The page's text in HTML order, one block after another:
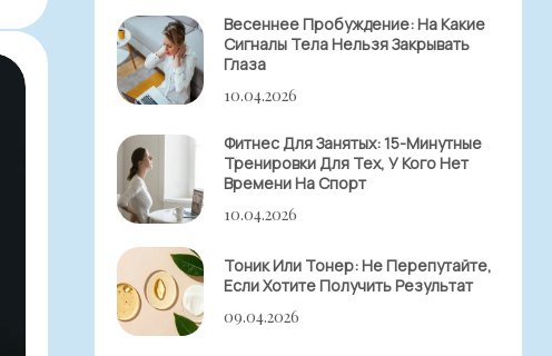
Весеннее Пробуждение: На Какие
Сигналы Тела Нельзя Закрывать
Глаза
10.04.2026
Фитнес Для Занятых: 15-Минутные
Тренировки Для Тех, У Кого Нет
Времени На Спорт
10.04.2026
Тоник Или Тонер: Не Перепутайте,
Если Хотите Получить Результат
09.04.2026